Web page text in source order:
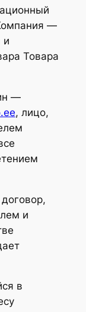
—
и
Товара
—
, лицо,
и
в